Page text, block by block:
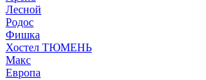
Лесной
Родос
Фишка
Хостел ТЮМЕНЬ
Макс
Европа